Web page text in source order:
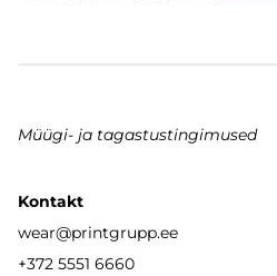
Müügi- ja tagastustingimused
Kontakt
wear@printgrupp.ee
+372 5551 6660